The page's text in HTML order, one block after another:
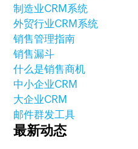
制造业CRM系统
外贸行业CRM系统
销售管理指南
销售漏斗
什么是销售商机
中小企业CRM
大企业CRM
邮件群发工具
最新动态